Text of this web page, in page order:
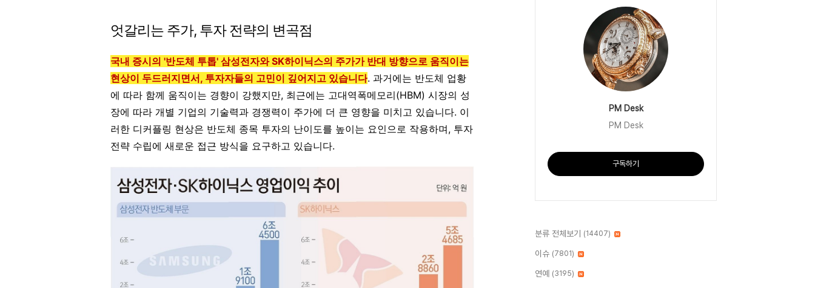
엇갈리는 주가, 투자 전략의 변곡점
국내 증시의 '반도체 투톱' 삼성전자와 SK하이닉스의 주가가 반대 방향으로 움직이는
현상이 두드러지면서, 투자자들의 고민이 깊어지고 있습니다. 과거에는 반도체 업황
에 따라 함께 움직이는 경향이 강했지만, 최근에는 고대역폭메모리(HBM) 시장의 성
장에 따라 개별 기업의 기술력과 경쟁력이 주가에 더 큰 영향을 미치고 있습니다. 이
러한 디커플링 현상은 반도체 종목 투자의 난이도를 높이는 요인으로 작용하며, 투자
전략 수립에 새로운 접근 방식을 요구하고 있습니다.
PM Desk
PM Desk
구독하기
분류 전체보기 (14407)
이슈 (7801)
연예 (3195)